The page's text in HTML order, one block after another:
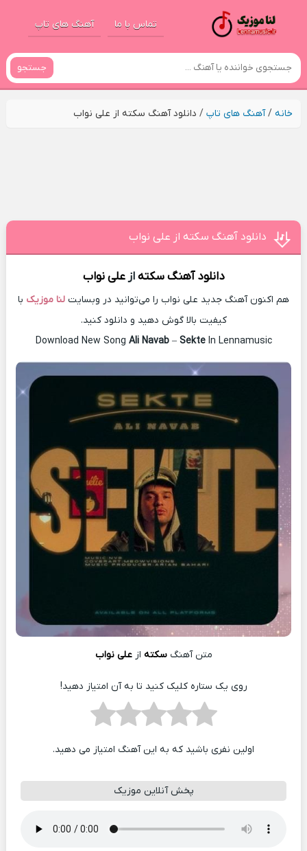
تماس با ما آهنگ های تاپ
جستجو
خانه/آهنگ های تاپ/ دانلود آهنگ سکته از علی نواب
دانلود آهنگ سکته از علی نواب
دانلود آهنگ سکتهازعلی نواب
هم اکنون آهنگ جدید علی نواب را می‌توانید در وبسایت لنا موزیک با
کیفیت بالا گوش دهید و دانلود کنید.
Download New Song Ali Navab– SekteIn Lennamusic
متن آهنگسکته ازعلی نواب
روی یک ستاره کلیک کنید تا به آن امتیاز دهید!
اولین نفری باشید که به این آهنگ امتیاز می دهید.
پخش آنلاین موزیک